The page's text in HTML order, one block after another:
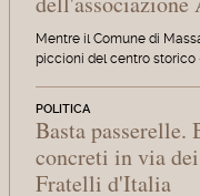
Mentre il Comune di
piccioni del centro storico
POLITICA
Basta passerelle.
concreti in via
Fratelli d'Italia